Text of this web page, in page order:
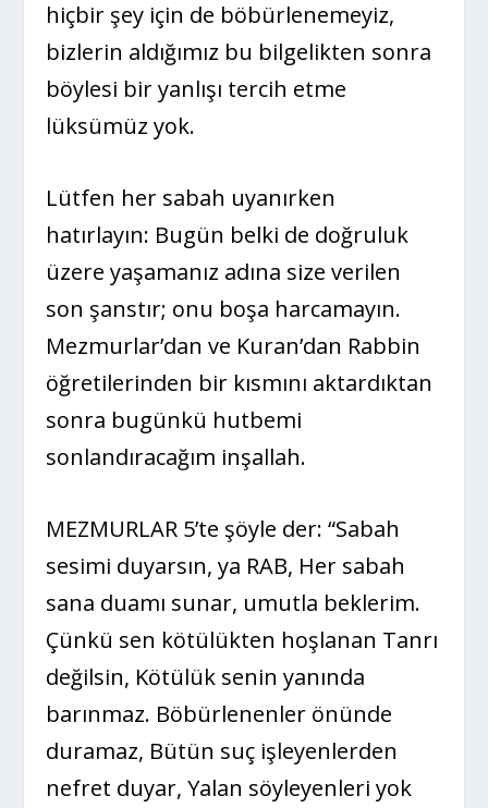
hiçbir şey için de böbürlenemeyiz,
bizlerin aldığımız bu bilgelikten sonra
böylesi bir yanlışı tercih etme
lüksümüz yok.
Lütfen her sabah uyanırken
hatırlayın: Bugün belki de doğruluk
üzere yaşamanız adına size verilen
son şanstır; onu boşa harcamayın.
Mezmurlar’dan ve Kuran’dan Rabbin
öğretilerinden bir kısmını aktardıktan
sonra bugünkü hutbemi
sonlandıracağım inşallah.
MEZMURLAR 5’te şöyle der: “Sabah
sesimi duyarsın, ya RAB, Her sabah
sana duamı sunar, umutla beklerim.
Çünkü sen kötülükten hoşlanan Tanrı
değilsin, Kötülük senin yanında
barınmaz. Böbürlenenler önünde
duramaz, Bütün suç işleyenlerden
nefret duyar, Yalan söyleyenleri yok